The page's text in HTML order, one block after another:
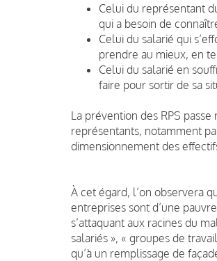
Celui du représentant
qui a besoin de
Celui du salarié qui
prendre au mieux, en
Celui du salarié en
faire pour sortir de sa
La prévention des RPS
représentants, notamment
dimensionnement des
À cet égard, l’on observera
entreprises sont d’une
s’attaquant aux racines du
salariés », « groupes de
qu’à un remplissage de